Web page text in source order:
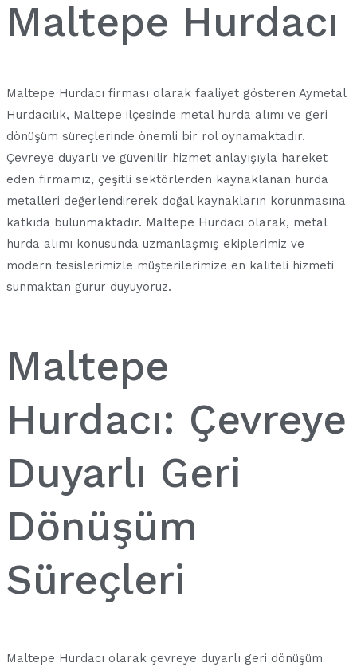
Maltepe Hurdacı
Maltepe Hurdacı firması olarak faaliyet gösteren Aymetal
Hurdacılık, Maltepe ilçesinde metal hurda alımı ve geri
dönüşüm süreçlerinde önemli bir rol oynamaktadır.
Çevreye duyarlı ve güvenilir hizmet anlayışıyla hareket
eden firmamız, çeşitli sektörlerden kaynaklanan hurda
metalleri değerlendirerek doğal kaynakların korunmasına
katkıda bulunmaktadır. Maltepe Hurdacı olarak, metal
hurda alımı konusunda uzmanlaşmış ekiplerimiz ve
modern tesislerimizle müşterilerimize en kaliteli hizmeti
sunmaktan gurur duyuyoruz.
Maltepe
Hurdacı: Çevreye
Duyarlı Geri
Dönüşüm
Süreçleri
Maltepe Hurdacı olarak çevreye duyarlı geri dönüşüm